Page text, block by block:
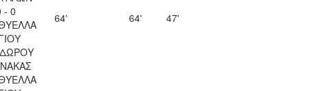
- 0
64' 64' 47'